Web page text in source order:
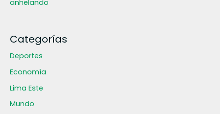
anhelando
Categorías
Deportes
Economía
Lima Este
Mundo